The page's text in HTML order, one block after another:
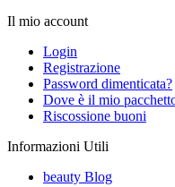
Il mio account
Login
Registrazione
Password dimenticata?
Dove è il mio
Riscossione buoni
Informazioni Utili
beauty Blog